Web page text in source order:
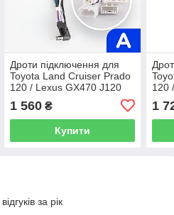
Дроти підключення для
Toyota Land Cruiser Prado
120 / Lexus GX470 J120
1 560₴
Купити
120
1
за рік